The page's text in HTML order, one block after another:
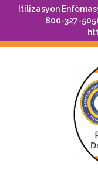
Itilizasyon
800-327-